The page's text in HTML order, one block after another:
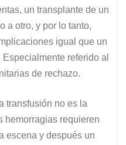
un transplante de un
a otro, y por lo tanto,
igual que un
referido al
de rechazo.
transfusión no es la
hemorragias requieren
escena y después un